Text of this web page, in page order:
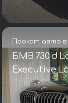
Прокат авто
БМВ 730 d
Executive